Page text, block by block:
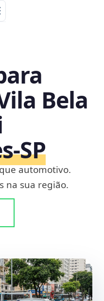
Bela
automotivo.
na sua região.